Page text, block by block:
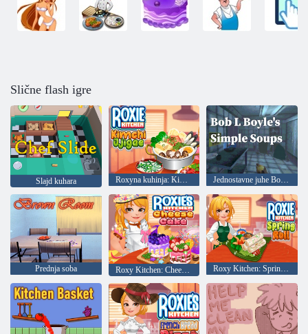
Slične flash igre
Slajd kuhara Roxyna kuhinja: Kimchi Jjigae Jednostavne juhe Bob L. Boyle
Prednja soba Roxy Kitchen: Cheesecake Roxy Kitchen: Spring Roll